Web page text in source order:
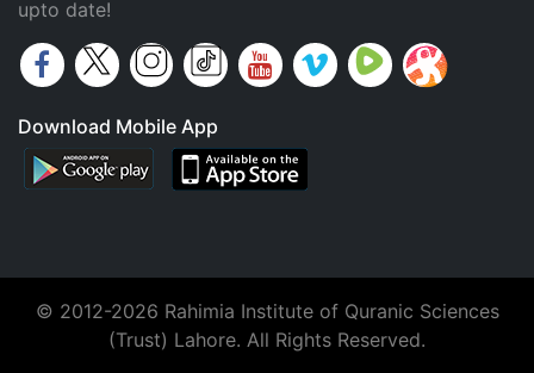
upto date!
Download Mobile App
© 2012-2026 Rahimia Institute of Quranic Sciences
(Trust) Lahore. All Rights Reserved.